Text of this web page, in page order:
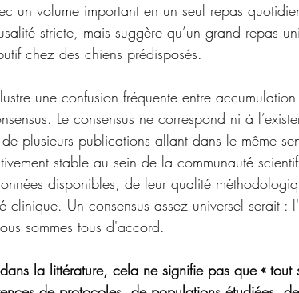
un volume important en un seul repas
stricte, mais suggère qu’un grand repas
chez des chiens prédisposés.
une confusion fréquente entre
Le consensus ne correspond ni à
plusieurs publications allant dans le même
stable au sein de la communauté
disponibles, de leur qualité
Un consensus assez universel serait :
sommes tous d'accord.
la littérature, cela ne signifie pas que « tout